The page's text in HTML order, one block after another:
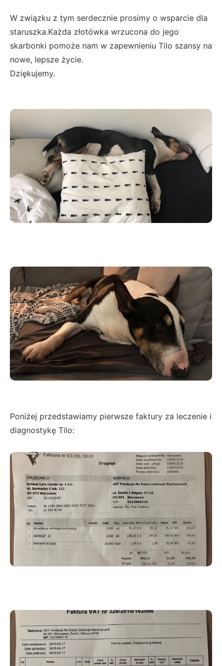
W związku z tym serdecznie prosimy o wsparcie dla
staruszka.Każda złotówka wrzucona do jego
skarbonki pomoże nam w zapewnieniu Tilo szansy na
nowe, lepsze życie.
Dziękujemy.
Poniżej przedstawiamy pierwsze faktury za leczenie i
diagnostykę Tilo: